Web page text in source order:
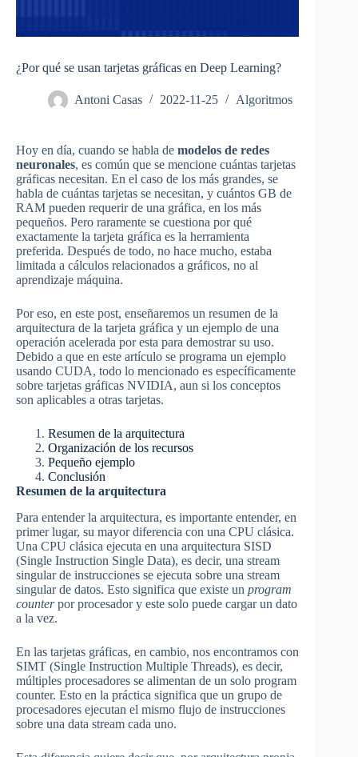
¿Por qué se usan tarjetas gráficas en Deep Learning?
Antoni Casas 2022-11-25 Algoritmos
Hoy en día, cuando se habla de modelos de redes
neuronales, es común que se mencione cuántas tarjetas
gráficas necesitan. En el caso de los más grandes, se
habla de cuántas tarjetas se necesitan, y cuántos GB de
RAM pueden requerir de una gráfica, en los más
pequeños. Pero raramente se cuestiona por qué
exactamente la tarjeta gráfica es la herramienta
preferida. Después de todo, no hace mucho, estaba
limitada a cálculos relacionados a gráficos, no al
aprendizaje máquina.
Por eso, en este post, enseñaremos un resumen de la
arquitectura de la tarjeta gráfica y un ejemplo de una
operación acelerada por esta para demostrar su uso.
Debido a que en este artículo se programa un ejemplo
usando CUDA, todo lo mencionado es específicamente
sobre tarjetas gráficas NVIDIA, aun si los conceptos
son aplicables a otras tarjetas.
Resumen de la arquitectura
Organización de los recursos
Pequeño ejemplo
Conclusión
Resumen de la arquitectura
Para entender la arquitectura, es importante entender, en
primer lugar, su mayor diferencia con una CPU clásica.
Una CPU clásica ejecuta en una arquitectura SISD
(Single Instruction Single Data), es decir, una stream
singular de instrucciones se ejecuta sobre una stream
singular de datos. Esto significa que existe un program
counterpor procesador y este solo puede cargar un dato
a la vez.
En las tarjetas gráficas, en cambio, nos encontramos con
SIMT (Single Instruction Multiple Threads), es decir,
múltiples procesadores se alimentan de un solo program
counter. Esto en la práctica significa que un grupo de
procesadores ejecutan el mismo flujo de instrucciones
sobre una data stream cada uno.